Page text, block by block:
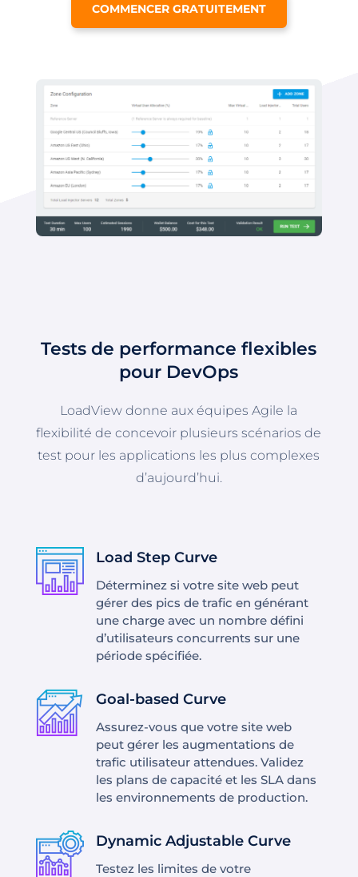
COMMENCER GRATUITEMENT
Tests de performance flexibles
pour DevOps
LoadView donne aux équipes Agile la
flexibilité de concevoir plusieurs scénarios de
test pour les applications les plus complexes
d’aujourd’hui.
Load Step Curve
Déterminez si votre site web peut
gérer des pics de trafic en générant
une charge avec un nombre défini
d’utilisateurs concurrents sur une
période spécifiée.
Goal-based Curve
Assurez-vous que votre site web
peut gérer les augmentations de
trafic utilisateur attendues. Validez
les plans de capacité et les SLA dans
les environnements de production.
Dynamic Adjustable Curve
Testez les limites de votre